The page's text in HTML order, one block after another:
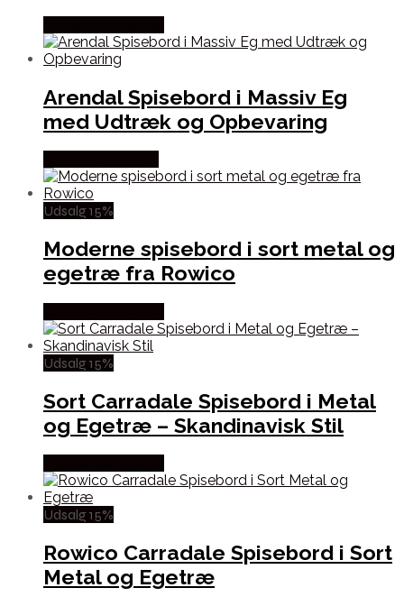
Arendal Spisebord i Massiv Eg
med Udtræk og Opbevaring
Udsalg 15%
Moderne spisebord i sort metal og
egetræ fra Rowico
Udsalg 15%
Sort Carradale Spisebord i Metal
og Egetræ – Skandinavisk Stil
Udsalg 15%
Rowico Carradale Spisebord i Sort
Metal og Egetræ